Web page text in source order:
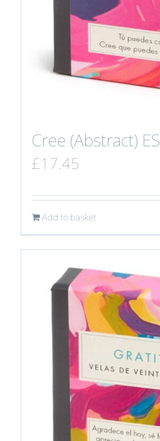
Cree (Abstract) ES
£17.45
Add to basket